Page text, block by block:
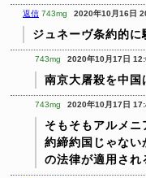
返信 743mg 2020年10月16日
ジュネーヴ条約的に
743mg 2020年10月17日
南京大屠殺を中国
743mg 2020年10月17日
そもそもアルメ
約締約国じゃない
の法律が適用され